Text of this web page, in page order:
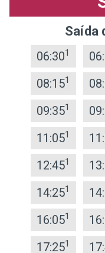
Saída
06:301
08:151
09:351
11:051
12:451
14:251
16:051
17:251